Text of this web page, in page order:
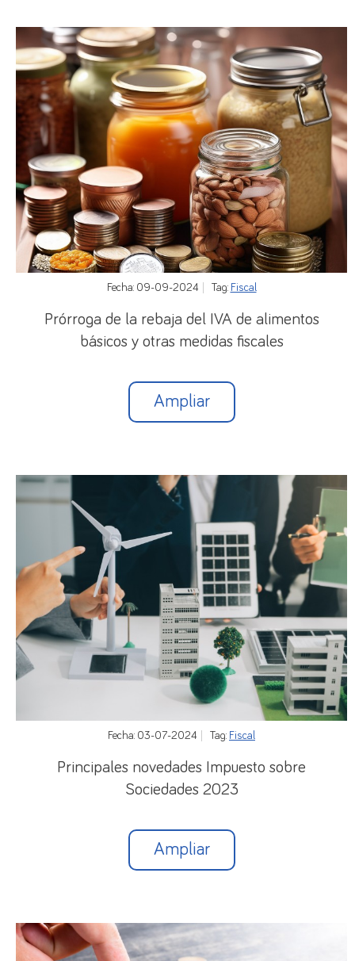
Fecha: 09-09-2024 Tag: Fiscal
Prórroga de la rebaja del IVA de alimentos
básicos y otras medidas fiscales
Ampliar
Fecha: 03-07-2024 Tag: Fiscal
Principales novedades Impuesto sobre
Sociedades 2023
Ampliar